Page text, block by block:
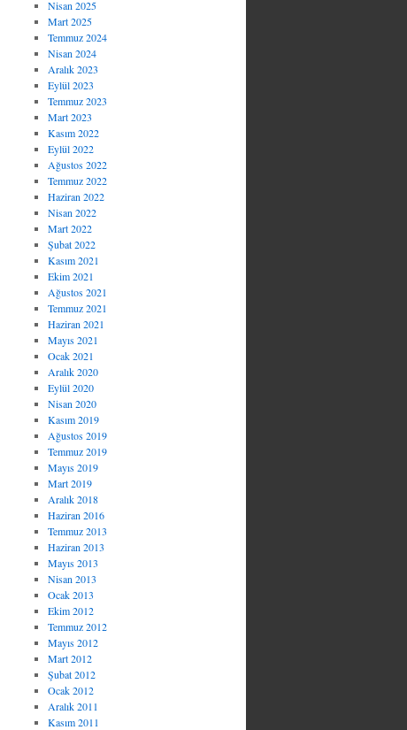
Nisan 2025
Mart 2025
Temmuz 2024
Nisan 2024
Aralık 2023
Eylül 2023
Temmuz 2023
Mart 2023
Kasım 2022
Eylül 2022
Ağustos 2022
Temmuz 2022
Haziran 2022
Nisan 2022
Mart 2022
Şubat 2022
Kasım 2021
Ekim 2021
Ağustos 2021
Temmuz 2021
Haziran 2021
Mayıs 2021
Ocak 2021
Aralık 2020
Eylül 2020
Nisan 2020
Kasım 2019
Ağustos 2019
Temmuz 2019
Mayıs 2019
Mart 2019
Aralık 2018
Haziran 2016
Temmuz 2013
Haziran 2013
Mayıs 2013
Nisan 2013
Ocak 2013
Ekim 2012
Temmuz 2012
Mayıs 2012
Mart 2012
Şubat 2012
Ocak 2012
Aralık 2011
Kasım 2011